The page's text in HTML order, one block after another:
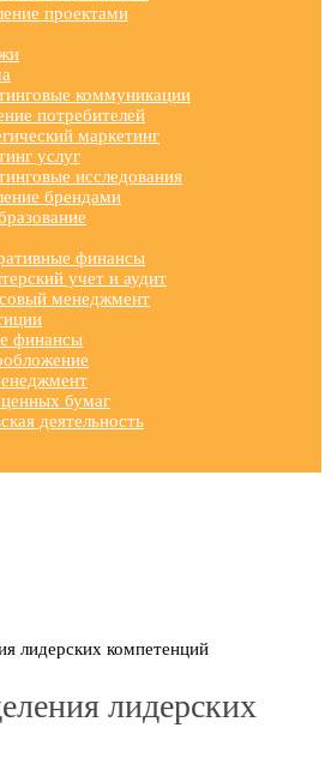
проектами
коммуникации
потребителей
маркетинг
услуг
исследования
брендами
финансы
учет и аудит
менеджмент
финансы
бумаг
деятельность
лидерских компетенций
лидерских